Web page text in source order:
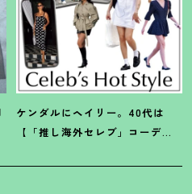
ケンダルにヘイリー。40代は
【「推し海外セレブ」コーデ】
デが吉！